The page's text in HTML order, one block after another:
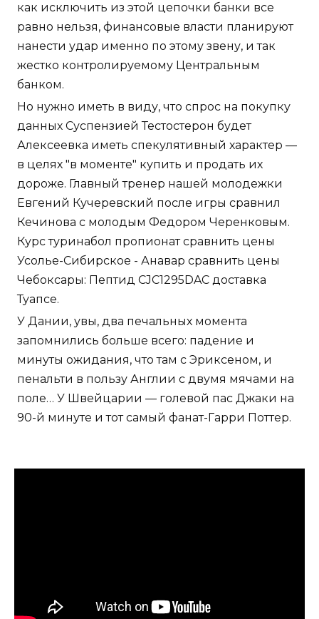
как исключить из этой цепочки банки все
равно нельзя, финансовые власти планируют
нанести удар именно по этому звену, и так
жестко контролируемому Центральным
банком.
Но нужно иметь в виду, что спрос на покупку
данных Суспензией Тестостерон будет
Алексеевка иметь спекулятивный характер —
в целях "в моменте" купить и продать их
дороже. Главный тренер нашей молодежки
Евгений Кучеревский после игры сравнил
Кечинова с молодым Федором Черенковым.
Курс туринабол пропионат сравнить цены
Усолье-Сибирское - Анавар сравнить цены
Чебоксары: Пептид CJC1295DAC доставка
Туапсе.
У Дании, увы, два печальных момента
запомнились больше всего: падение и
минуты ожидания, что там с Эриксеном, и
пенальти в пользу Англии с двумя мячами на
поле… У Швейцарии — голевой пас Джаки на
90-й минуте и тот самый фанат-Гарри Поттер.